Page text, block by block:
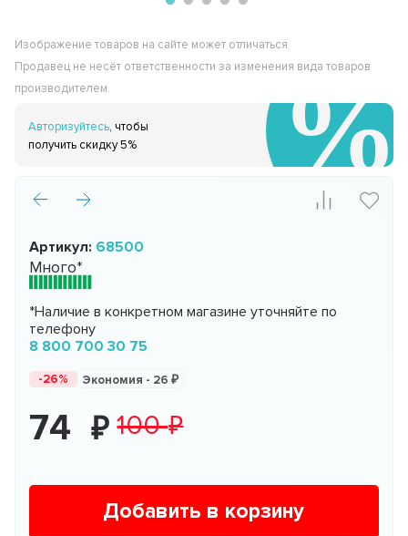
Изображение товаров на сайте может отличаться.
Продавец не несёт ответственности за изменения вида товаров
производителем.
Авторизуйтесь, чтобы
получить скидку 5%
Артикул: 68500
Много*
*Наличие в конкретном магазине уточняйте по
телефону
8 800 700 30 75
-26% Экономия - 26
74 100
Добавить в корзину